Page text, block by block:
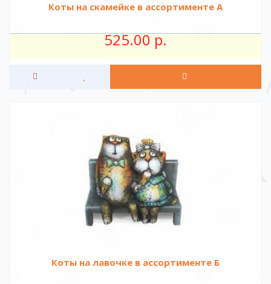
Коты на скамейке в ассортименте А
525.00 р.
Коты на лавочке в ассортименте Б